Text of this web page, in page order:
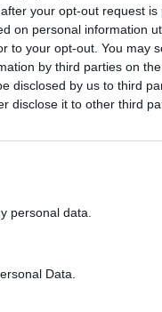
your opt-out request
on personal information
to your opt-out. You may
by third parties on the
disclosed by us to third
disclose it to other third
personal data.
Data.
λιγότερο
“μηνύματα”